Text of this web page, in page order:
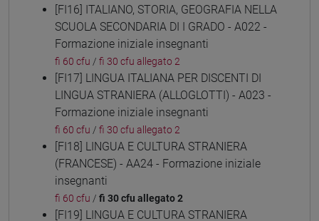
[FI16] ITALIANO, STORIA, GEOGRAFIA NELLA
SCUOLA SECONDARIA DI I GRADO - A022 -
Formazione iniziale insegnanti
fi 60 cfu / fi 30 cfu allegato 2
[FI17] LINGUA ITALIANA PER DISCENTI DI
LINGUA STRANIERA (ALLOGLOTTI) - A023 -
Formazione iniziale insegnanti
fi 60 cfu / fi 30 cfu allegato 2
[FI18] LINGUA E CULTURA STRANIERA
(FRANCESE) - AA24 - Formazione iniziale
insegnanti
fi 60 cfu / fi 30 cfu allegato 2
[FI19] LINGUA E CULTURA STRANIERA